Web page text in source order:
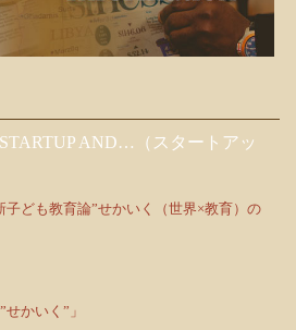
AND…（スタートアッ
子ども教育論”せかいく（世界×教育）の
かいく”」